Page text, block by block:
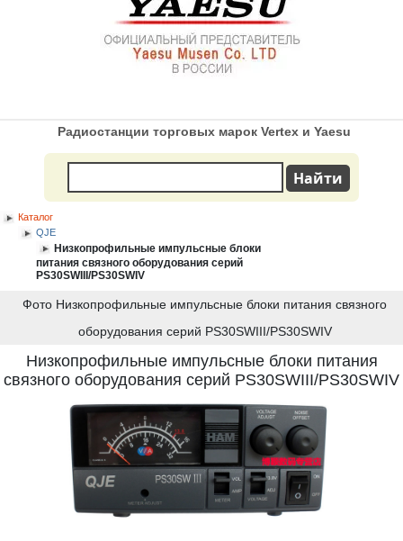
Радиостанции торговых марок Vertex и Yaesu
Каталог
QJE
Низкопрофильные импульсные блоки
питания связного оборудования серий
PS30SWIII/PS30SWIV
Фото Низкопрофильные импульсные блоки питания связного
оборудования серий PS30SWIII/PS30SWIV
Низкопрофильные импульсные блоки питания
связного оборудования серий PS30SWIII/PS30SWIV